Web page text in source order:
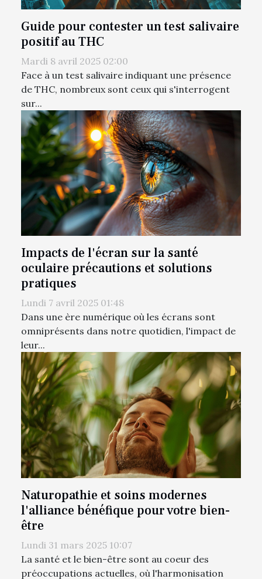
Guide pour contester un test salivaire
positif au THC
Mardi 8 avril 2025 02:00
Face à un test salivaire indiquant une présence
de THC, nombreux sont ceux qui s'interrogent
sur...
Impacts de l'écran sur la santé
oculaire précautions et solutions
pratiques
Lundi 7 avril 2025 01:48
Dans une ère numérique où les écrans sont
omniprésents dans notre quotidien, l'impact de
leur...
Naturopathie et soins modernes
l'alliance bénéfique pour votre bien-
être
Lundi 31 mars 2025 10:07
La santé et le bien-être sont au coeur des
préoccupations actuelles, où l'harmonisation